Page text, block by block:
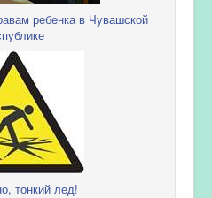
ребенка в Чувашской
тонкий лед!